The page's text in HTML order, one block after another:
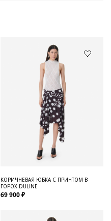
КОРИЧНЕВАЯ ЮБКА С ПРИНТОМ В
ГОРОХ DULINE
69 900 ₽